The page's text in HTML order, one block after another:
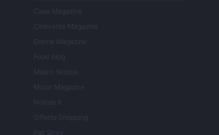
Casa Magazine
Cineverse Magazine
Donne Magazine
Food Blog
Milano Notizie
Motor Magazine
Notizie.it
Offerte Shopping
Pet Story